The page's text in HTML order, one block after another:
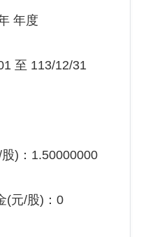
年度
至 113/12/31
)：1.50000000
(元/股)：0